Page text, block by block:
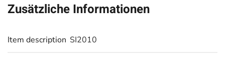
Zusätzliche Informationen
Item description SI2010